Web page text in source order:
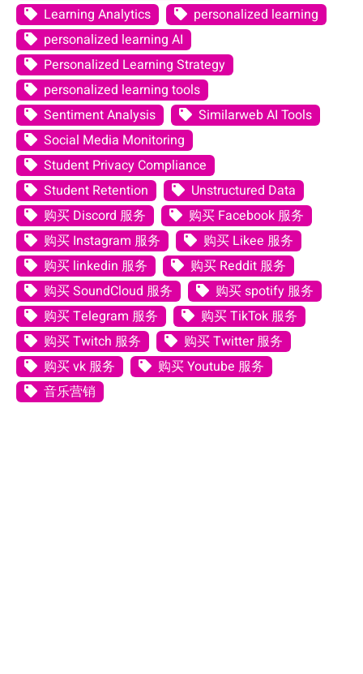
Learning Analytics
personalized learning
personalized learning AI
Personalized Learning Strategy
personalized learning tools
Sentiment Analysis
Similarweb AI Tools
Social Media Monitoring
Student Privacy Compliance
Student Retention
Unstructured Data
购买 Discord 服务
购买 Facebook 服务
购买 Instagram 服务
购买 Likee 服务
购买 linkedin 服务
购买 Reddit 服务
购买 SoundCloud 服务
购买 spotify 服务
购买 Telegram 服务
购买 TikTok 服务
购买 Twitch 服务
购买 Twitter 服务
购买 vk 服务
购买 Youtube 服务
音乐营销